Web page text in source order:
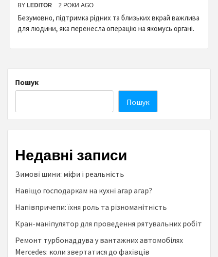
BY LEDITOR 2 РОКИ AGO
Безумовно, підтримка рідних та близьких вкрай важлива
для людини, яка перенесла операцію на якомусь органі.
Пошук
Пошук
Недавні записи
Зимові шини: міфи і реальність
Навіщо господаркам на кухні агар агар?
Напівпричепи: їхня роль та різноманітність
Кран-маніпулятор для проведення рятувальних робіт
Ремонт турбонаддува у вантажних автомобілях
Mercedes: коли звертатися до фахівців